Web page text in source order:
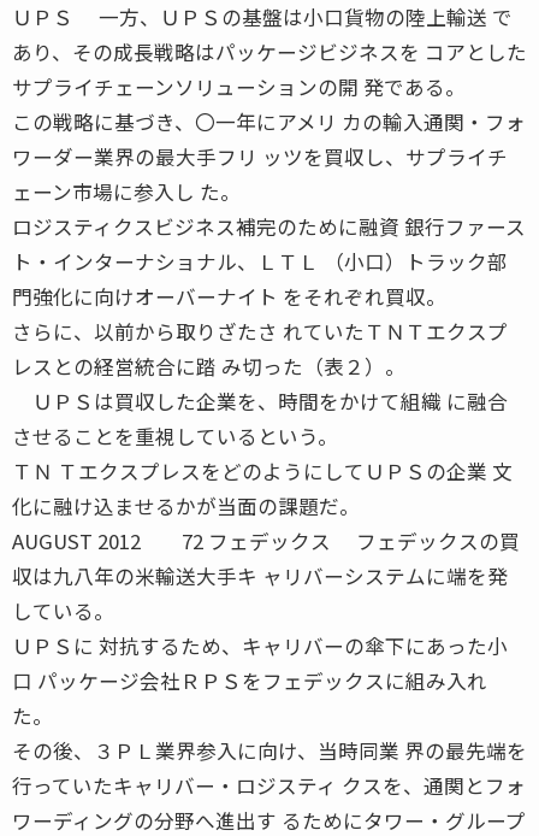
ＵＰＳ 一方、ＵＰＳの基盤は小口貨物の陸上輸送 で
あり、その成長戦略はパッケージビジネスを コアとした
サプライチェーンソリューションの開 発である。
この戦略に基づき、〇一年にアメリ カの輸入通関・フォ
ワーダー業界の最大手フリ ッツを買収し、サプライチ
ェーン市場に参入し た。
ロジスティクスビジネス補完のために融資 銀行ファース
ト・インターナショナル、ＬＴＬ （小口）トラック部
門強化に向けオーバーナイト をそれぞれ買収。
さらに、以前から取りざたさ れていたＴＮＴエクスプ
レスとの経営統合に踏 み切った（表２）。
ＵＰＳは買収した企業を、時間をかけて組織 に融合
させることを重視しているという。
ＴＮ ＴエクスプレスをどのようにしてＵＰＳの企業 文
化に融け込ませるかが当面の課題だ。
AUGUST 2012 72 フェデックス フェデックスの買
収は九八年の米輸送大手キ ャリバーシステムに端を発
している。
ＵＰＳに 対抗するため、キャリバーの傘下にあった小
口 パッケージ会社ＲＰＳをフェデックスに組み入れ
た。
その後、３ＰＬ業界参入に向け、当時同業 界の最先端を
行っていたキャリバー・ロジスティ クスを、通関とフォ
ワーディングの分野へ進出す るためにタワー・グループ